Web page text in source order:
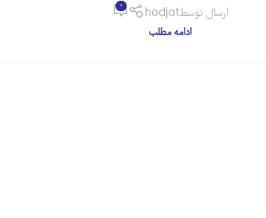
ارسال توسطhodjat
0
ادامه مطلب